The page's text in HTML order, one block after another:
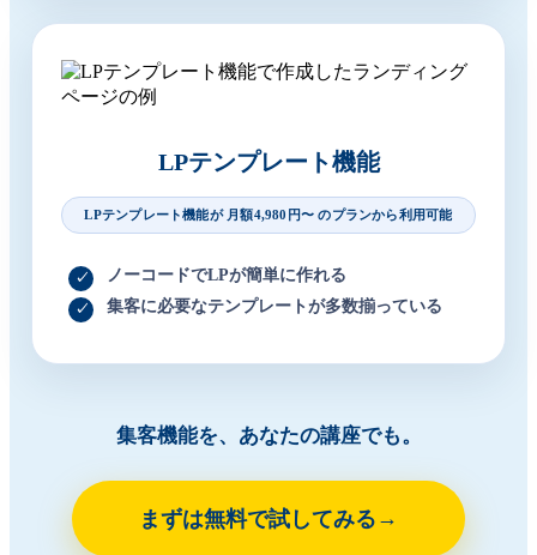
LPテンプレート機能
LPテンプレート機能が 月額4,980円〜 のプランから利用可能
ノーコードでLPが簡単に作れる
集客に必要なテンプレートが多数揃っている
集客機能を、あなたの講座でも。
まずは無料で試してみる